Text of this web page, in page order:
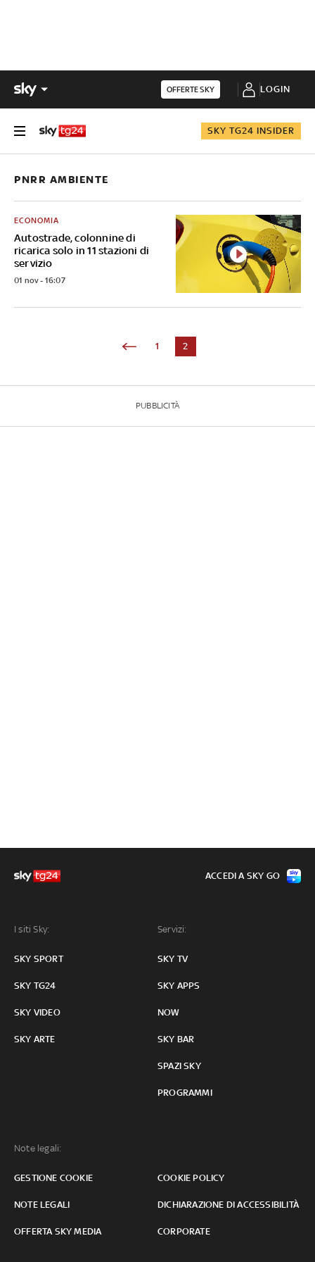
OFFERTE SKY LOGIN
SKY TG24 INSIDER
PNRR AMBIENTE
Autostrade, colonnine di
ricarica solo in 11 stazioni di
servizio
ECONOMIA
01 nov - 16:07
1 2
PUBBLICITÀ
I siti Sky:
SKY SPORT
SKY TG24
SKY VIDEO
SKY ARTE
Servizi:
SKY TV
SKY APPS
NOW
SKY BAR
SPAZI SKY
PROGRAMMI
Note legali:
GESTIONE COOKIE COOKIE POLICY
NOTE LEGALI DICHIARAZIONE DI ACCESSIBILITÀ
OFFERTA SKY MEDIA CORPORATE
ACCEDI A SKY GO